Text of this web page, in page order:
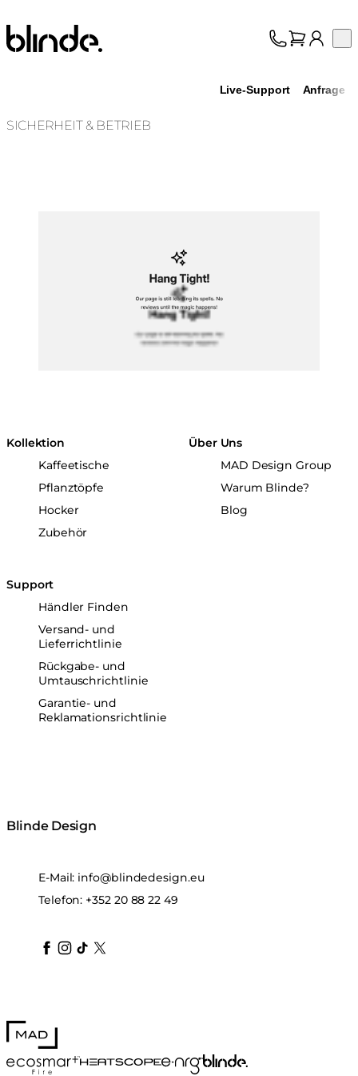
Blinde Design
Live-Support Anfrage
SICHERHEIT & BETRIEB
Kollektion
Kaffeetische
Pflanztöpfe
Hocker
Zubehör
Über Uns
MAD Design Group
Warum Blinde?
Blog
Support
Händler Finden
Versand- und
Lieferrichtlinie
Rückgabe- und
Umtauschrichtlinie
Garantie- und
Reklamationsrichtlinie
Blinde Design
E-Mail: info@blindedesign.eu
Telefon: +352 20 88 22 49
blindedesign
blindedesign
blindedesign
blinde-design
blindedesign
MAD Design
EcoSmart FireHEATSCOPE® Heaters
e-NRG Bioethanol
Blinde Design